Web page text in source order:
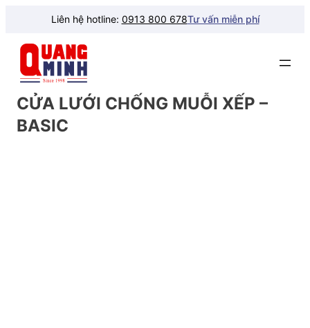
Liên hệ hotline: 0913 800 678Tư vấn miễn phí
CỬA LƯỚI CHỐNG MUỖI XẾP –
BASIC